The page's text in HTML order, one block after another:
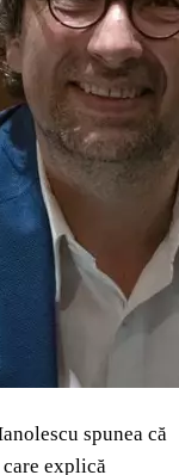
spunea că
explică